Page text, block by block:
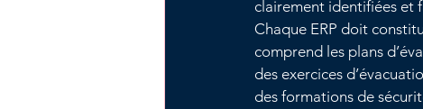
clairement identifiées et
Chaque ERP doit
comprend les plans
des exercices
des formations de